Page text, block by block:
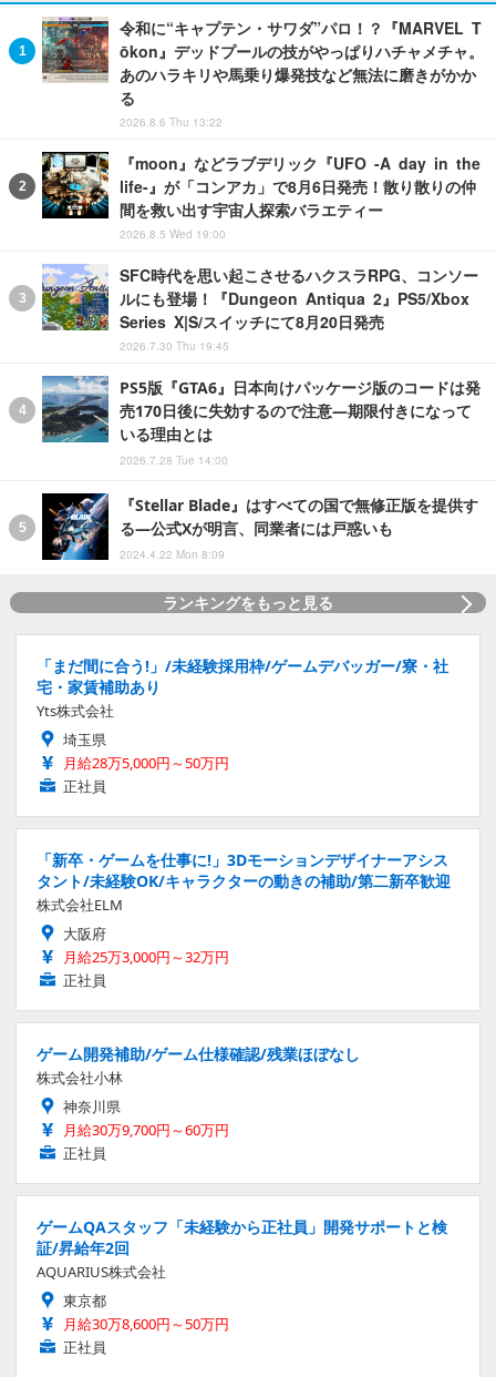
令和に“キャプテン・サワダ”パロ！？『MARVEL T
ōkon』デッドプールの技がやっぱりハチャメチャ。
あのハラキリや馬乗り爆発技など無法に磨きがかか
る
2026.8.6 Thu 13:22
『moon』などラブデリック『UFO -A day in the
life-』が「コンアカ」で8月6日発売！散り散りの仲
間を救い出す宇宙人探索バラエティー
2026.8.5 Wed 19:00
SFC時代を思い起こさせるハクスラRPG、コンソー
ルにも登場！『Dungeon Antiqua 2』PS5/Xbox
Series X|S/スイッチにて8月20日発売
2026.7.30 Thu 19:45
PS5版『GTA6』日本向けパッケージ版のコードは発
売170日後に失効するので注意―期限付きになって
いる理由とは
2026.7.28 Tue 14:00
『Stellar Blade』はすべての国で無修正版を提供す
る―公式Xが明言、同業者には戸惑いも
2024.4.22 Mon 8:09
ランキングをもっと見る
「まだ間に合う!」/未経験採用枠/ゲームデバッガー/寮・社
宅・家賃補助あり
Yts株式会社
埼玉県
月給28万5,000円～50万円
正社員
「新卒・ゲームを仕事に!」3Dモーションデザイナーアシス
タント/未経験OK/キャラクターの動きの補助/第二新卒歓迎
株式会社ELM
大阪府
月給25万3,000円～32万円
正社員
ゲーム開発補助/ゲーム仕様確認/残業ほぼなし
株式会社小林
神奈川県
月給30万9,700円～60万円
正社員
ゲームQAスタッフ「未経験から正社員」開発サポートと検
証/昇給年2回
AQUARIUS株式会社
東京都
月給30万8,600円～50万円
正社員